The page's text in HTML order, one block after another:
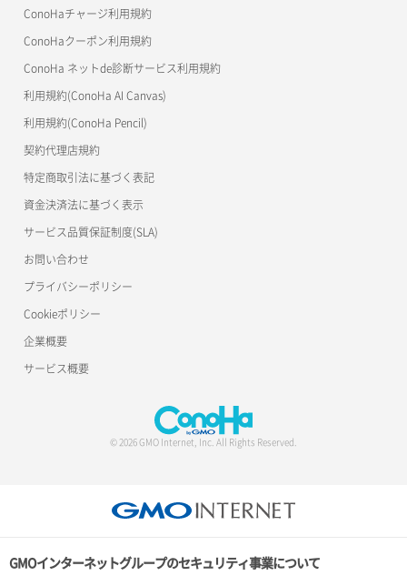
美雲このは徹底ガイド
ConoHaチャージ利用規約
ConoHaクーポン利用規約
ConoHa ネットde診断サービス利用規約
利用規約(ConoHa AI Canvas)
利用規約(ConoHa Pencil)
契約代理店規約
特定商取引法に基づく表記
資金決済法に基づく表示
サービス品質保証制度(SLA)
お問い合わせ
プライバシーポリシー
Cookieポリシー
企業概要
サービス概要
© 2026 GMO Internet, Inc. All Rights Reserved.
GMOインターネットグループのセキュリティ事業について